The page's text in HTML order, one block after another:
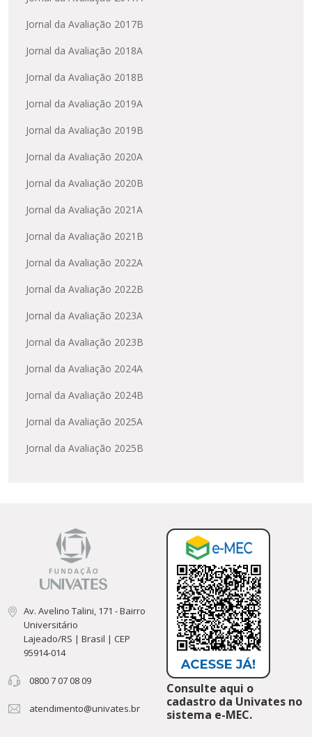
Jornal da Avaliação 2017B
Jornal da Avaliação 2018A
Jornal da Avaliação 2018B
Jornal da Avaliação 2019A
Jornal da Avaliação 2019B
Jornal da Avaliação 2020A
Jornal da Avaliação 2020B
Jornal da Avaliação 2021A
Jornal da Avaliação 2021B
Jornal da Avaliação 2022A
Jornal da Avaliação 2022B
Jornal da Avaliação 2023A
Jornal da Avaliação 2023B
Jornal da Avaliação 2024A
Jornal da Avaliação 2024B
Jornal da Avaliação 2025A
Jornal da Avaliação 2025B
Av. Avelino Talini, 171 - Bairro
Universitário
Lajeado/RS | Brasil | CEP
95914-014
0800 7 07 08 09
atendimento@univates.br
Consulte aqui o
cadastro da Univates no
sistema e-MEC.